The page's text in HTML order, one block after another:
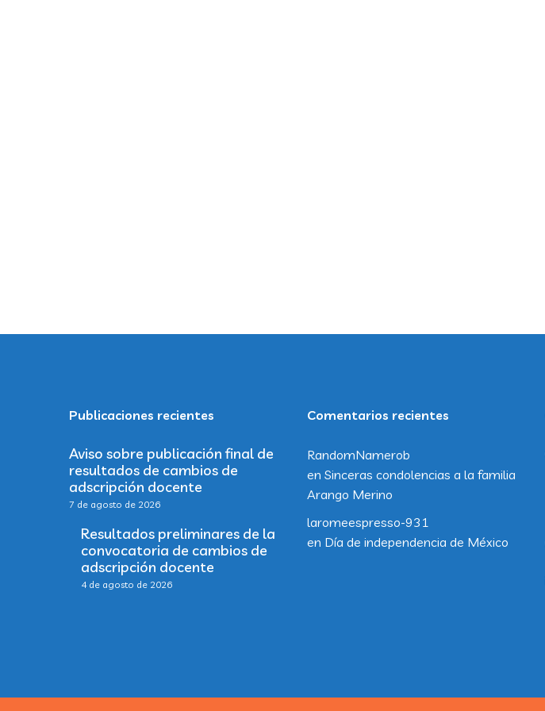
Publicaciones recientes
Aviso sobre publicación final de
resultados de cambios de
adscripción docente
7 de agosto de 2026
Resultados preliminares de la
convocatoria de cambios de
adscripción docente
4 de agosto de 2026
Comentarios recientes
RandomNamerob
en Sinceras condolencias a la familia
Arango Merino
laromeespresso-931
en Día de independencia de México